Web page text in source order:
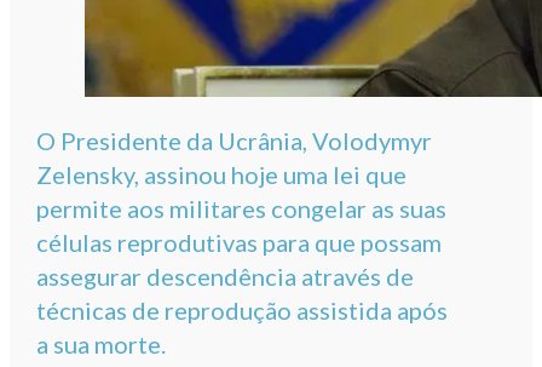
O Presidente da Ucrânia, Volodymyr
Zelensky, assinou hoje uma lei que
permite aos militares congelar as suas
células reprodutivas para que possam
assegurar descendência através de
técnicas de reprodução assistida após
a sua morte.